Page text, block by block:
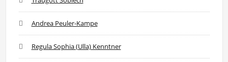
Andrea Peuler-Kampe
Regula Sophia (Ulla) Kenntner